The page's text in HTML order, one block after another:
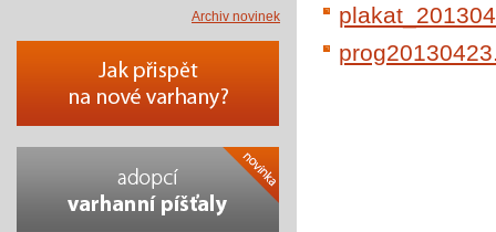
Archiv novinek